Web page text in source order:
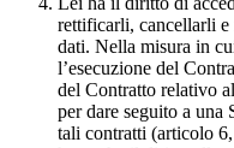
rettificarli, cancellarli
dati. Nella misura in
l’esecuzione del
del Contratto relativo
per dare seguito a una
tali contratti (articolo